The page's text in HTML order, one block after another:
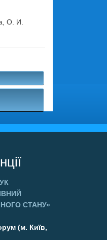
О. И.
СТАНУ»
(м. Київ,